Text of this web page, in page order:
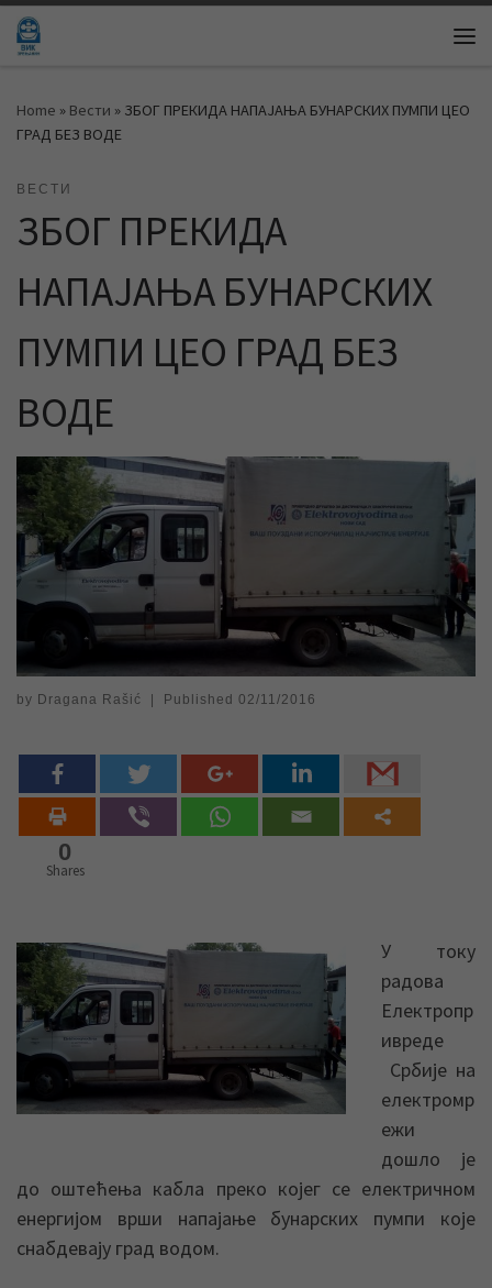
Skip to content
Home » Вести » ЗБОГ ПРЕКИДА НАПАЈАЊА БУНАРСКИХ ПУМПИ ЦЕО
ГРАД БЕЗ ВОДЕ
ВЕСТИ
ЗБОГ ПРЕКИДА
НАПАЈАЊА БУНАРСКИХ
ПУМПИ ЦЕО ГРАД БЕЗ
ВОДЕ
by Dragana Rašić Published 02/11/2016
0
Shares
У току
радова
Електропр
ивреде
Србије на
електромр
ежи
дошло је
до оштећења кабла преко којег се електричном
енергијом врши напајање бунарских пумпи које
снабдевају град водом.